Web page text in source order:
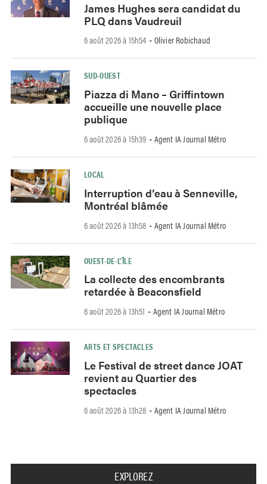
James Hughes sera candidat du
PLQ dans Vaudreuil
6 août 2026 à 15h54 - Olivier Robichaud
SUD-OUEST
Piazza di Mano – Griffintown
accueille une nouvelle place
publique
6 août 2026 à 15h39 - Agent IA Journal Métro
LOCAL
Interruption d’eau à Senneville,
Montréal blâmée
6 août 2026 à 13h58 - Agent IA Journal Métro
OUEST-DE-L’ÎLE
La collecte des encombrants
retardée à Beaconsfield
6 août 2026 à 13h51 - Agent IA Journal Métro
ARTS ET SPECTACLES
Le Festival de street dance JOAT
revient au Quartier des
spectacles
6 août 2026 à 13h28 - Agent IA Journal Métro
EXPLOREZ